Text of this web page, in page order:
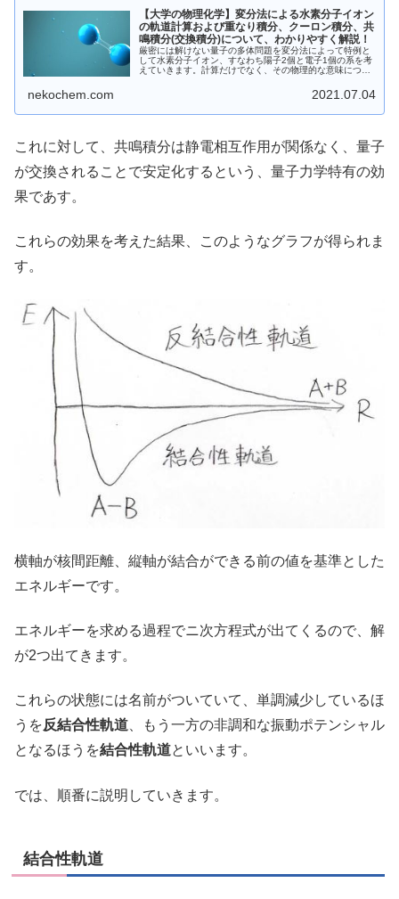
【大学の物理化学】変分法による水素分子イオン
の軌道計算および重なり積分、クーロン積分、共
鳴積分(交換積分)について、わかりやすく解説！
厳密には解けない量子の多体問題を変分法によって特例と
して水素分子イオン、すなわち陽子2個と電子1個の系を考
えていきます。計算だけでなく、その物理的な意味につい
nekochem.com 2021.07.04
これに対して、共鳴積分は静電相互作用が関係なく、量子
が交換されることで安定化するという、量子力学特有の効
果であす。
これらの効果を考えた結果、このようなグラフが得られま
す。
横軸が核間距離、縦軸が結合ができる前の値を基準とした
エネルギーです。
エネルギーを求める過程でニ次方程式が出てくるので、解
が2つ出てきます。
これらの状態には名前がついていて、単調減少しているほ
うを反結合性軌道、もう一方の非調和な振動ポテンシャル
となるほうを結合性軌道といいます。
では、順番に説明していきます。
結合性軌道